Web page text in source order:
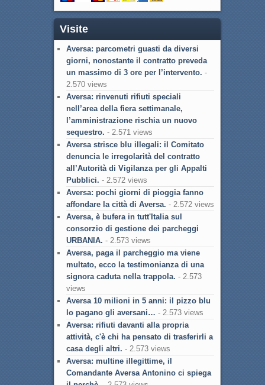
Visite
Aversa: parcometri guasti da diversi
giorni, nonostante il contratto preveda
un massimo di 3 ore per l’intervento. -
2.570 views
Aversa: rinvenuti rifiuti speciali
nell’area della fiera settimanale,
l’amministrazione rischia un nuovo
sequestro. - 2.571 views
Aversa strisce blu illegali: il Comitato
denuncia le irregolarità del contratto
all’Autorità di Vigilanza per gli Appalti
Pubblici. - 2.572 views
Aversa: pochi giorni di pioggia fanno
affondare la città di Aversa. - 2.572 views
Aversa, è bufera in tutt'Italia sul
consorzio di gestione dei parcheggi
URBANIA. - 2.573 views
Aversa, paga il parcheggio ma viene
multato, ecco la testimonianza di una
signora caduta nella trappola. - 2.573
views
Aversa 10 milioni in 5 anni: il pizzo blu
lo pagano gli aversani… - 2.573 views
Aversa: rifiuti davanti alla propria
attività, c'è chi ha pensato di trasferirli a
casa degli altri. - 2.573 views
Aversa: multine illegittime, il
Comandante Aversa Antonino ci spiega